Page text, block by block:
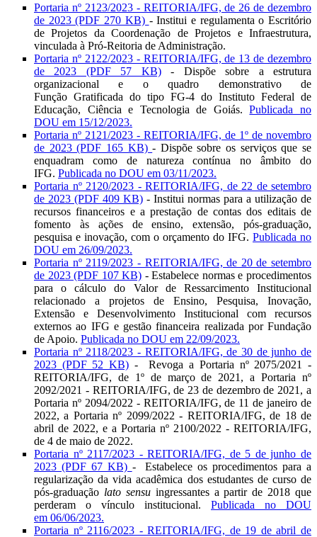
Portaria nº 2123/2023 - REITORIA/IFG, de 26 de dezembro
de 2023 (PDF 270 KB) - Institui e regulamenta o Escritório
de Projetos da Coordenação de Projetos e Infraestrutura,
vinculada à Pró-Reitoria de Administração.
Portaria nº 2122/2023 - REITORIA/IFG, de 13 de dezembro
de 2023 (PDF 57 KB)- Dispõe sobre a estrutura
organizacional e o quadro demonstrativo de
Função Gratificada do tipo FG-4 do Instituto Federal de
Educação, Ciência e Tecnologia de Goiás.Publicada no
DOU em 15/12/2023.
Portaria nº 2121/2023 - REITORIA/IFG, de 1º de novembro
de 2023 (PDF 165 KB)- Dispõe sobre os serviços que se
enquadram como de natureza contínua no âmbito do
IFG. Publicada no DOU em 03/11/2023.
Portaria nº 2120/2023 - REITORIA/IFG, de 22 de setembro
de 2023 (PDF 409 KB) - Institui normas para a utilização de
recursos financeiros e a prestação de contas dos editais de
fomento às ações de ensino, extensão, pós-graduação,
pesquisa e inovação, com o orçamento do IFG. Publicada no
DOU em 26/09/2023.
Portaria nº 2119/2023 - REITORIA/IFG, de 20 de setembro
de 2023 (PDF 107 KB) - Estabelece normas e procedimentos
para o cálculo do Valor de Ressarcimento Institucional
relacionado a projetos de Ensino, Pesquisa, Inovação,
Extensão e Desenvolvimento Institucional com recursos
externos ao IFG e gestão financeira realizada por Fundação
de Apoio. Publicada no DOU em 22/09/2023.
Portaria nº 2118/2023 - REITORIA/IFG, de 30 de junho de
2023 (PDF 52 KB) -Revoga a Portaria nº 2075/2021 -
REITORIA/IFG, de 1º de março de 2021, a Portaria nº
2092/2021 - REITORIA/IFG, de 23 de dezembro de 2021, a
Portaria nº 2094/2022 - REITORIA/IFG, de 11 de janeiro de
2022, a Portaria nº 2099/2022 - REITORIA/IFG, de 18 de
abril de 2022, e a Portaria nº 2100/2022 - REITORIA/IFG,
de 4 de maio de 2022.
Portaria nº 2117/2023 - REITORIA/IFG, de 5 de junho de
2023 (PDF 67 KB) -Estabelece os procedimentos para a
regularização da vida acadêmica dos estudantes de curso de
pós-graduação lato sensu ingressantes a partir de 2018 que
perderam o vínculo institucional. Publicada no DOU
em 06/06/2023.
Portaria nº 2116/2023 - REITORIA/IFG, de 19 de abril de